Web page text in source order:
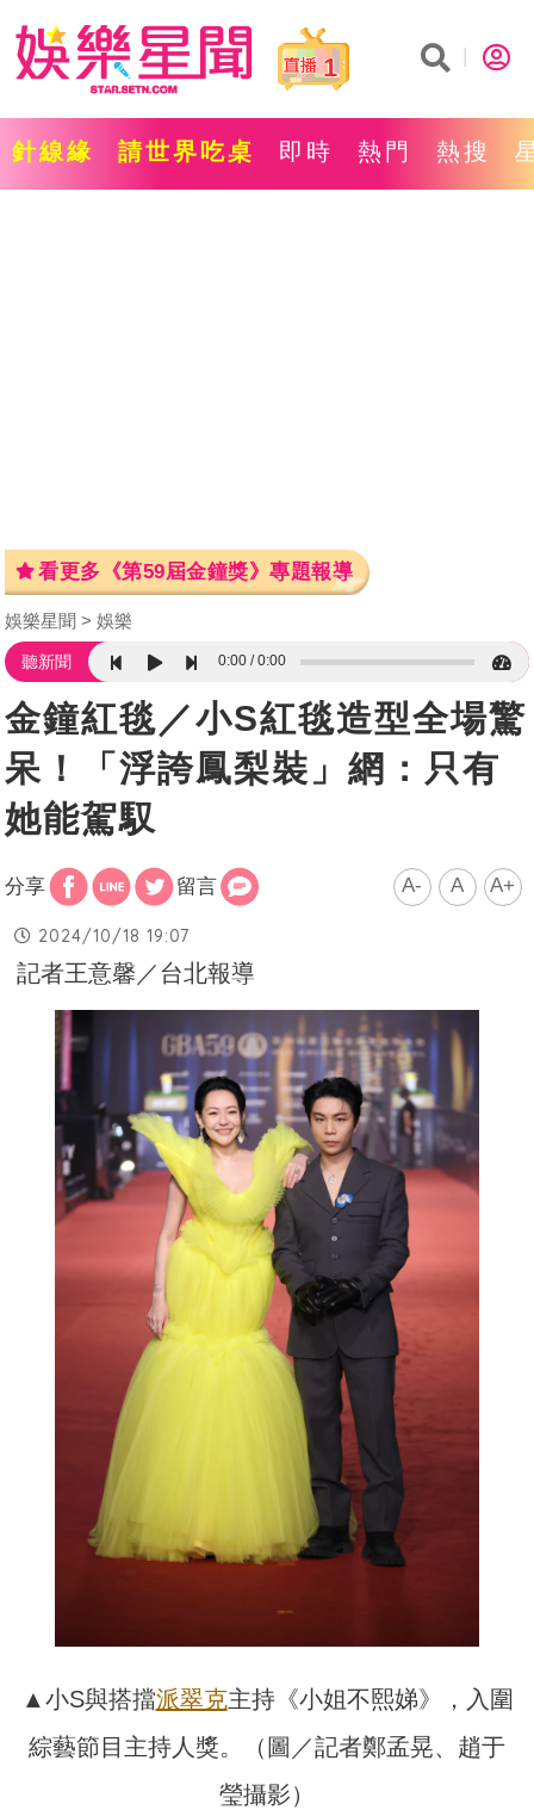
1
針線緣 請世界吃桌 即時 熱門 熱搜
看更多《第59屆金鐘獎》專題報導
娛樂星聞 娛樂
聽新聞 0:00 0:00
金鐘紅毯／小S紅毯造型全場驚
呆！「浮誇鳳梨裝」網：只有
她能駕馭
分享 留言 A- A A+
2024/10/18 19:07
記者王意馨／台北報導
▲小S與搭擋派翠克主持《小姐不熙娣》，入圍
綜藝節目主持人獎。（圖／記者鄭孟晃、趙于
瑩攝影）